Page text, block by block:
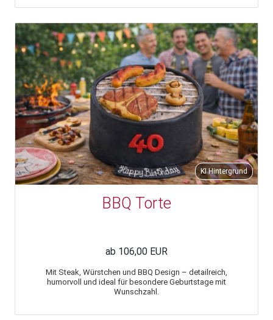
KI Hintergrund
BBQ Torte
ab 106,00 EUR
Mit Steak, Würstchen und BBQ Design – detailreich,
humorvoll und ideal für besondere Geburtstage mit
Wunschzahl.